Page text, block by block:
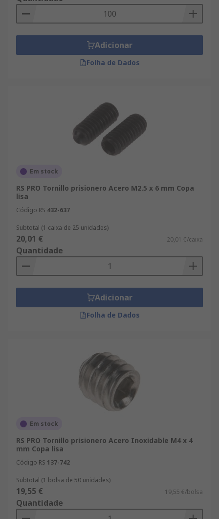
Adicionar
Folha de Dados
Em stock
RS PRO Tornillo prisionero Acero M2.5 x 6 mm Copa
lisa
Código RS 432-637
Subtotal (1 caixa de 25 unidades)
20,01 € 20,01 €/caixa
Quantidade
Adicionar
Folha de Dados
Em stock
RS PRO Tornillo prisionero Acero Inoxidable M4 x 4
mm Copa lisa
Código RS 137-742
Subtotal (1 bolsa de 50 unidades)
19,55 € 19,55 €/bolsa
Quantidade